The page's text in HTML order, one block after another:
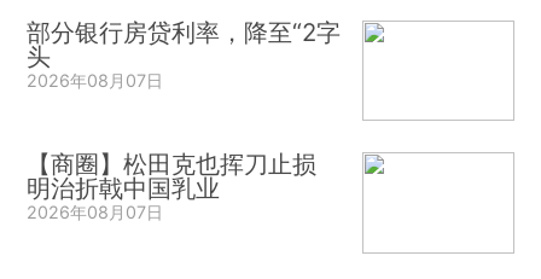
部分银行房贷利率，降至“2字
头
2026年08月07日
【商圈】松田克也挥刀止损
明治折戟中国乳业
2026年08月07日